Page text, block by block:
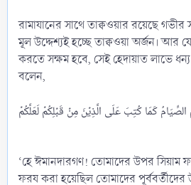
রামাযানের সাথে তাক্বওয়ার রয়েছে গভীর
মূল উদ্দেশ্যই হচ্ছে তাক্বওয়া অর্জন। আর
করতে সক্ষম হবে, সেই হেদায়াত লাভে
বলেন,
الصِّیَامُ کَمَا کُتِبَ عَلَی الَّذِیۡنَ مِنۡ قَبۡلِکُمۡ لَعَلَّکُمۡ
‘হে ঈমানদারগণ! তোমাদের উপর সিয়াম
ফরয করা হয়েছিল তোমাদের